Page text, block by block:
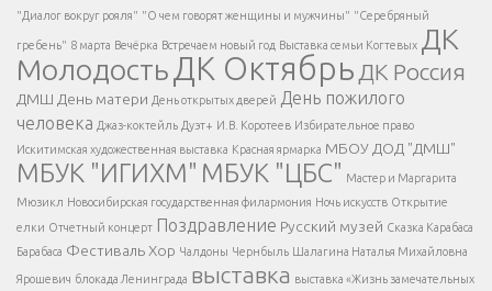
Есть вопрос?
Напишите нам
</span >
Написать
</button >
</div >
</div > </div >
"Диалог вокруг рояля" "О чем говорят женщины и мужчины" "Серебряный
гребень" 8 марта Вечёрка Встречаем новый год Выставка семьи Когтевых ДК
МолодостьДК Октябрь ДК Россия
ДМШ День матери День открытых дверей День пожилого
человека Джаз-коктейль Дуэт+ И.В. Коротеев Избирательное право
Искитимская художественная выставка Красная ярмарка МБОУ ДОД "ДМШ"
МБУК "ИГИХМ" МБУК "ЦБС" Мастер и Маргарита
Мюзикл Новосибирская государственная филармония Ночь искусств Открытие
елки Отчетный концерт Поздравление Русский музей Сказка Карабаса
Барабаса Фестиваль Хор Чалдоны Чернбыль Шалагина Наталья Михайловна
Ярошевич блокада Ленинграда выставка выставка «Жизнь замечательных